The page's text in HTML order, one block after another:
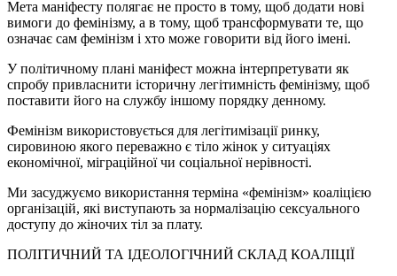
Мета маніфесту полягає не просто в тому, щоб додати нові
вимоги до фемінізму, а в тому, щоб трансформувати те, що
означає сам фемінізм і хто може говорити від його імені.
У політичному плані маніфест можна інтерпретувати як
спробу привласнити історичну легітимність фемінізму, щоб
поставити його на службу іншому порядку денному.
Фемінізм використовується для легітимізації ринку,
сировиною якого переважно є тіло жінок у ситуаціях
економічної, міграційної чи соціальної нерівності.
Ми засуджуємо використання терміна «фемінізм» коаліцією
організацій, які виступають за нормалізацію сексуального
доступу до жіночих тіл за плату.
ПОЛІТИЧНИЙ ТА ІДЕОЛОГІЧНИЙ СКЛАД КОАЛІЦІЇ